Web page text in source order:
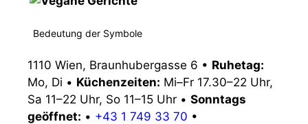
Bedeutung der Symbole
1110 Wien, Braunhubergasse 6 • Ruhetag:
Mo, Di • Küchenzeiten: Mi–Fr 17.30–22 Uhr,
Sa 11–22 Uhr, So 11–15 Uhr • Sonntags
geöffnet: • +43 1 749 33 70 •